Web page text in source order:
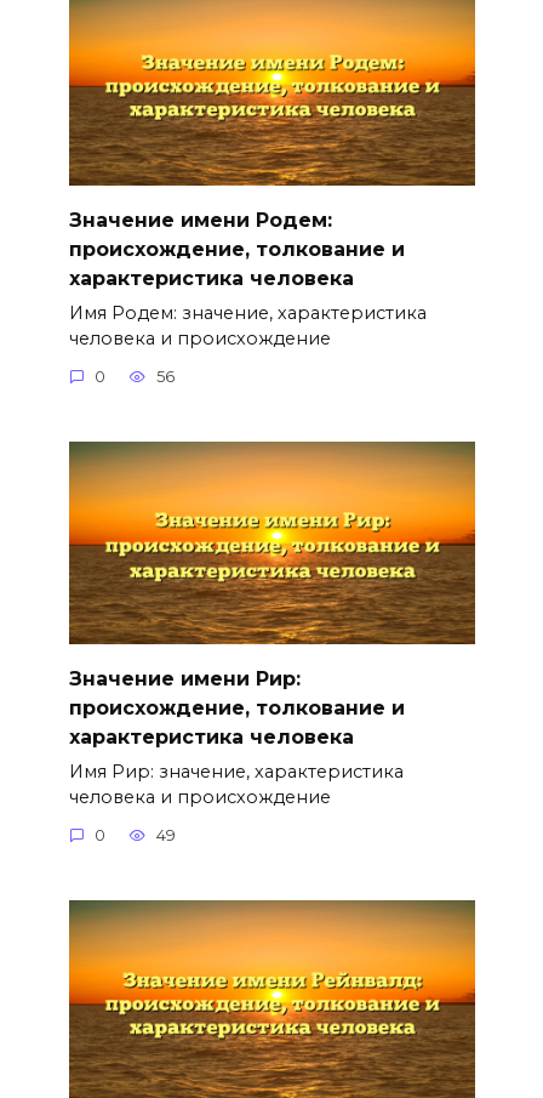
Значение имени Родем:
происхождение, толкование и
характеристика человека
Имя Родем: значение, характеристика
человека и происхождение
0 56
Значение имени Рир:
происхождение, толкование и
характеристика человека
Имя Рир: значение, характеристика
человека и происхождение
0 49